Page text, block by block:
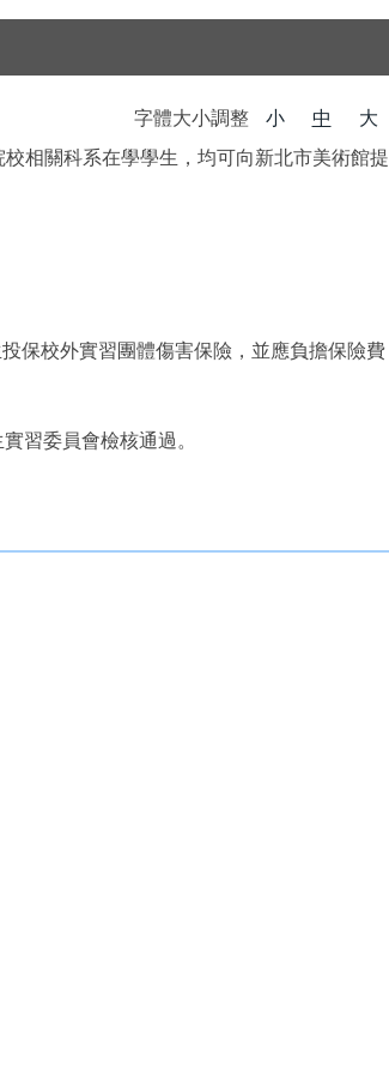
字體大小調整 小 中
大
相關科系在學學生，均可向新北市美術館提
保校外實習團體傷害保險，並應負擔保險費
習委員會檢核通過。